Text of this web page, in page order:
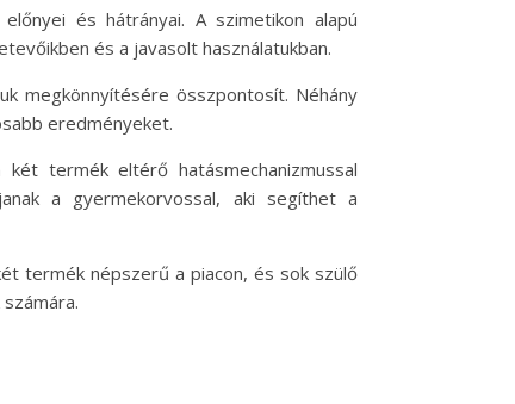
és hátrányai. A szimetikon alapú
és a javasolt használatukban.
megkönnyítésére összpontosít. Néhány
eredményeket.
termék eltérő hatásmechanizmussal
a gyermekorvossal, aki segíthet a
termék népszerű a piacon, és sok szülő